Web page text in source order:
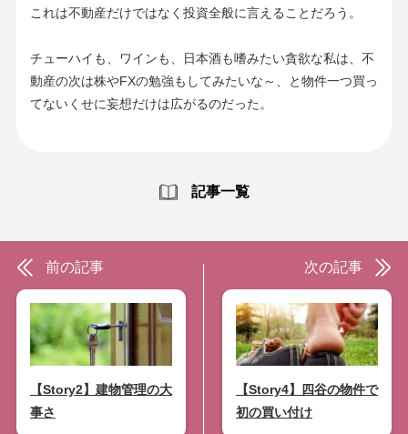
これは不動産だけではなく投資全般に言えることだろう。
チューハイも、ワインも、日本酒も嗜みたい貪欲な私は、不
動産の次は株やFXの勉強もしてみたいな～、と物件一つ買っ
てないくせに妄想だけは広がるのだった。
記事一覧
前の記事
【Story2】建物管理の大
事さ
次の記事
【Story4】四谷の物件で
初の買い付け